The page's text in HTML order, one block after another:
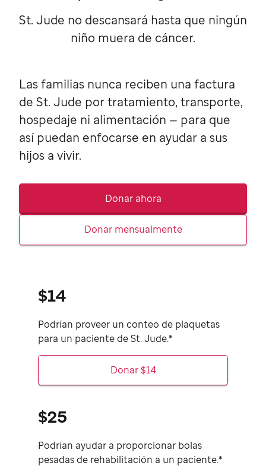
St. Jude no descansará hasta que ningún
niño muera de cáncer.
Las familias nunca reciben una factura
de St. Jude por tratamiento, transporte,
hospedaje ni alimentación — para que
así puedan enfocarse en ayudar a sus
hijos a vivir.
Donar ahora
Donar mensualmente
$14
Podrían proveer un conteo de plaquetas
para un paciente deSt. Jude.*
Donar $14
$25
Podrían ayudar a proporcionar bolas
pesadas de rehabilitación a un paciente.*